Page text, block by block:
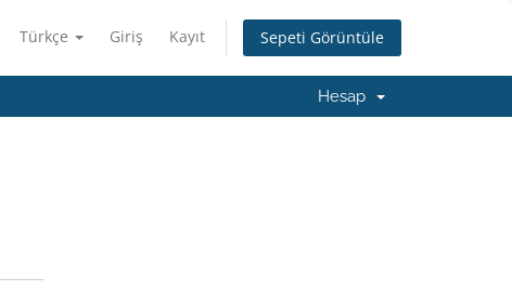
Türkçe Giriş Kayıt Sepeti Görüntüle
Hesap